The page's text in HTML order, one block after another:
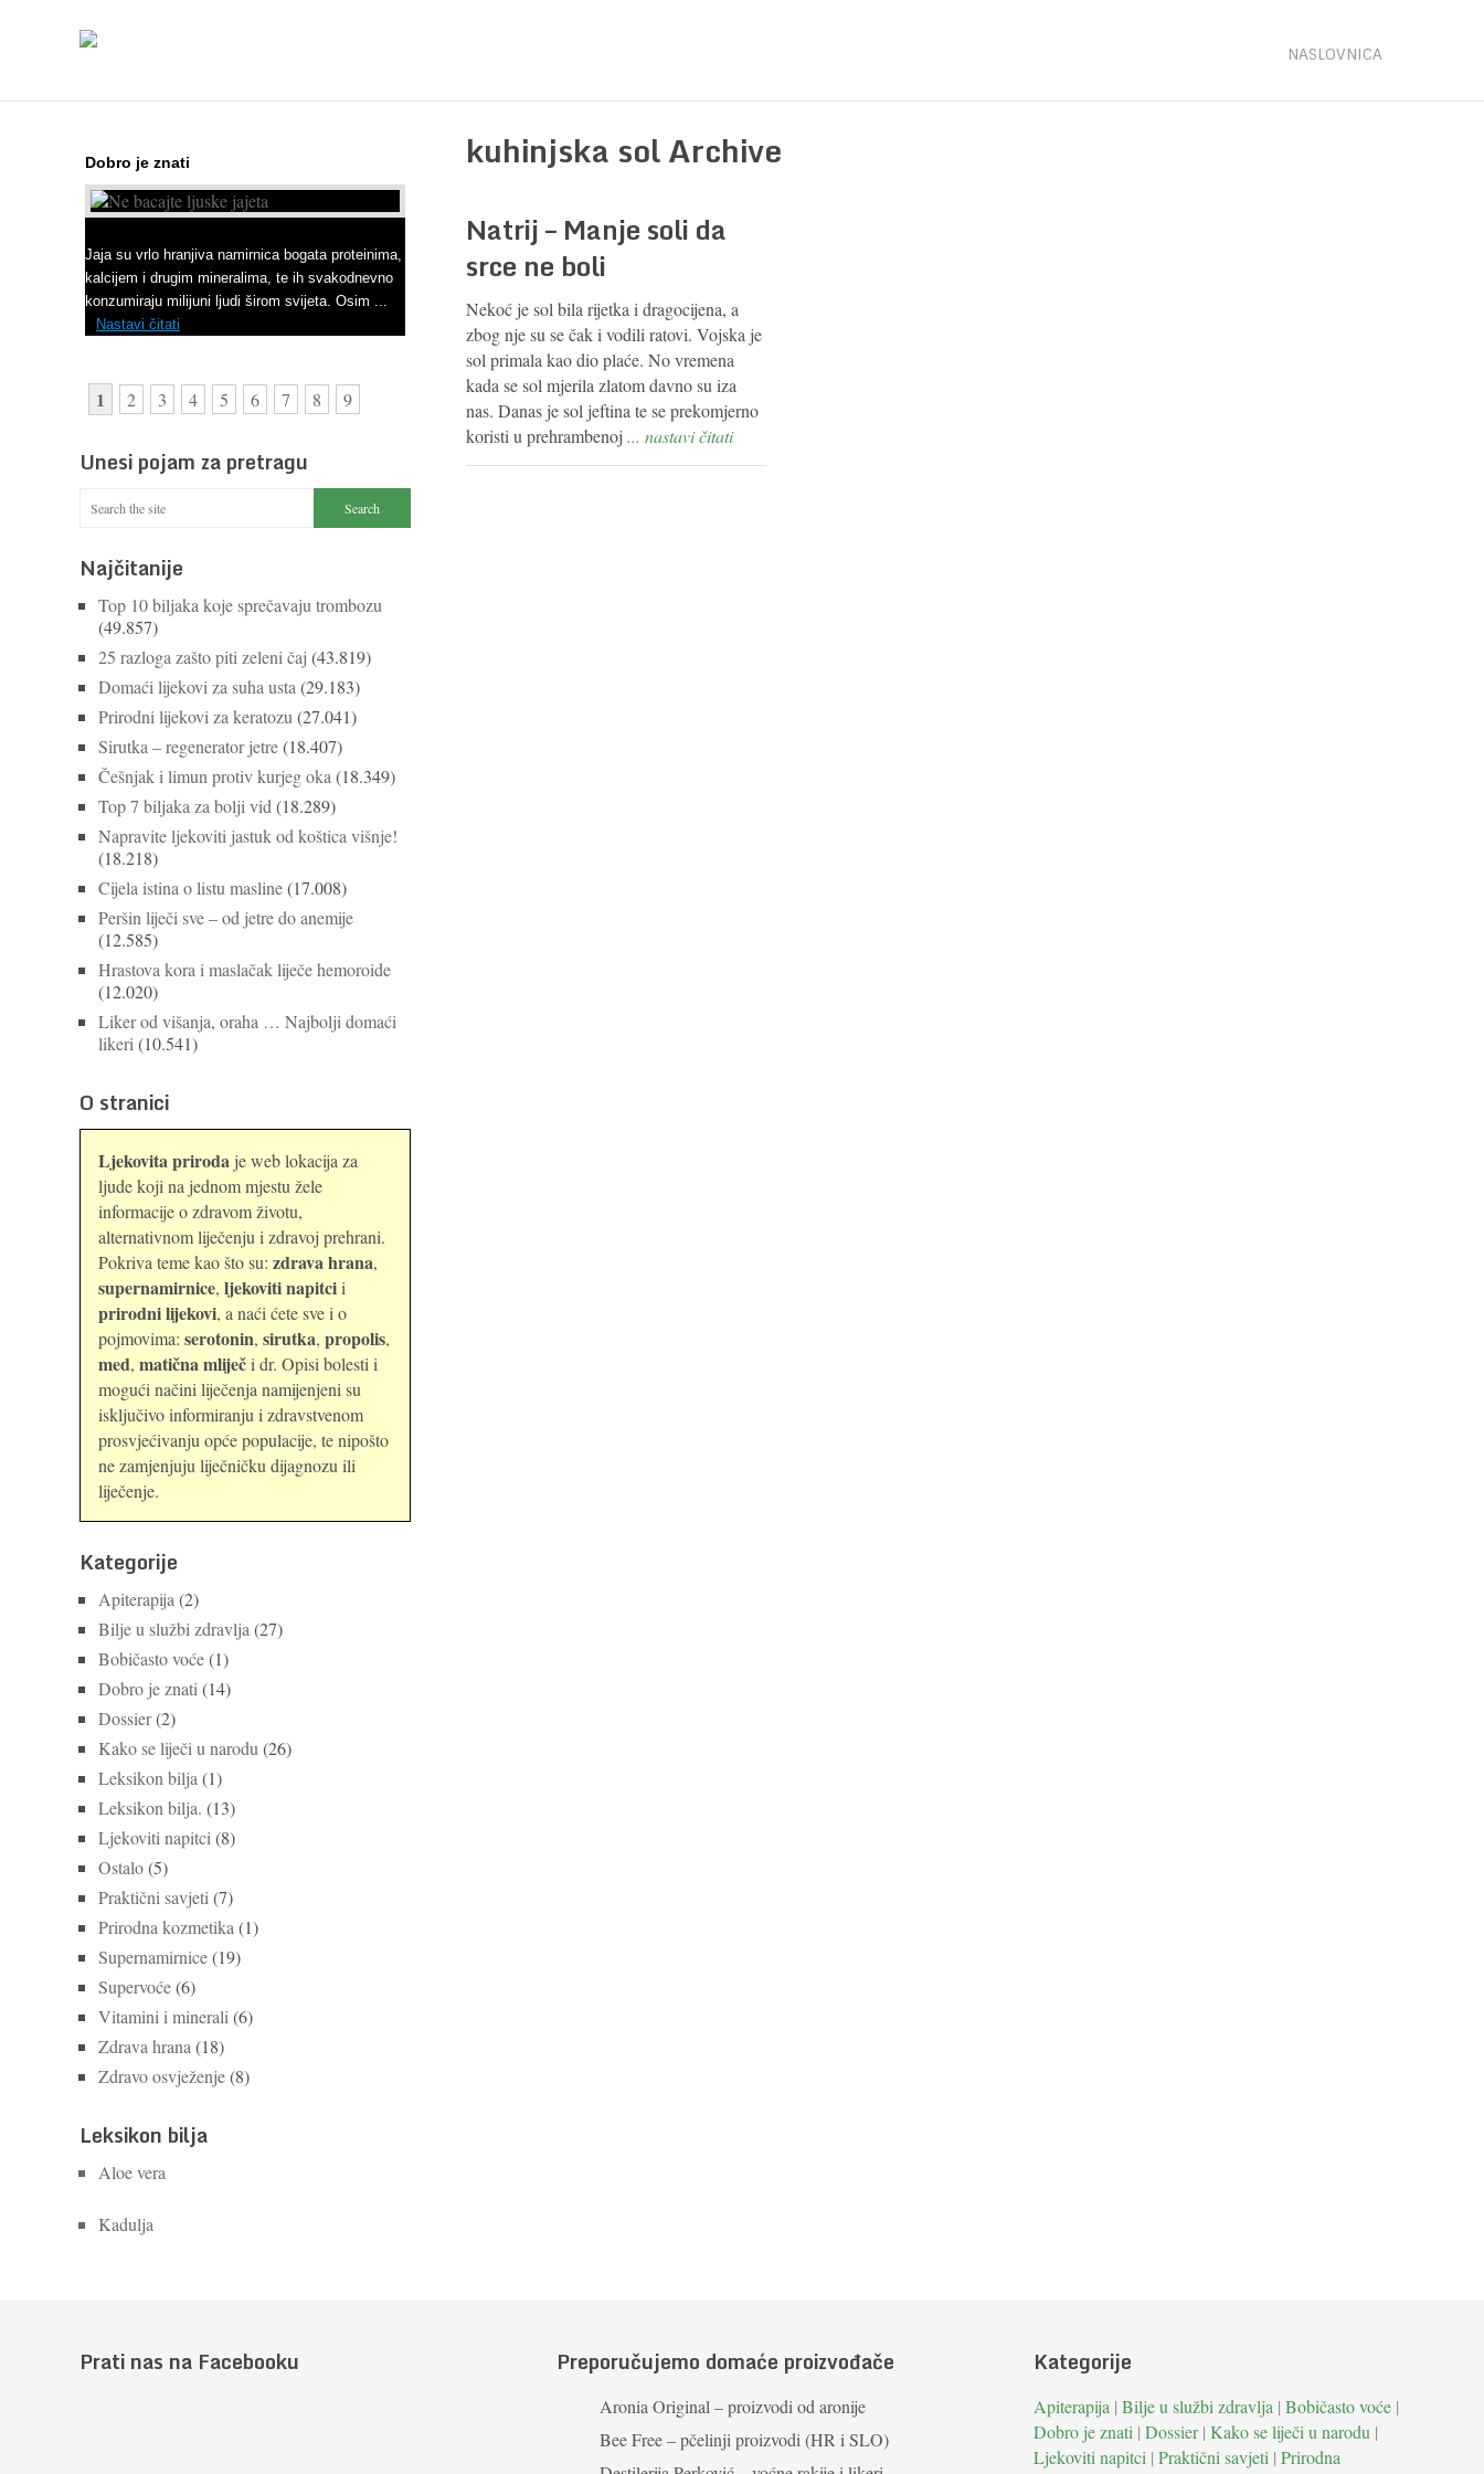
NASLOVNICA
kuhinjska sol Archive
Natrij – Manje soli da
srce ne boli
Nekoć je sol bila rijetka i dragocijena, a
zbog nje su se čak i vodili ratovi. Vojska je
sol primala kao dio plaće. No vremena
kada se sol mjerila zlatom davno su iza
nas. Danas je sol jeftina te se prekomjerno
koristi u prehrambenoj... nastavi čitati
Dobro je znati
Jaja su vrlo hranjiva namirnica bogata proteinima,
kalcijem i drugim mineralima, te ih svakodnevno
konzumiraju milijuni ljudi širom svijeta. Osim ...
Nastavi čitati
1 2 3 4 5 6 7 8 9
Unesi pojam za pretragu
Najčitanije
Top 10 biljaka koje sprečavaju trombozu
(49.857)
25 razloga zašto piti zeleni čaj (43.819)
Domaći lijekovi za suha usta (29.183)
Prirodni lijekovi za keratozu (27.041)
Sirutka – regenerator jetre(18.407)
Češnjak i limun protiv kurjeg oka (18.349)
Top 7 biljaka za bolji vid (18.289)
Napravite ljekoviti jastuk od koštica višnje!
(18.218)
Cijela istina o listu masline(17.008)
Peršin liječi sve – od jetre do anemije
(12.585)
Hrastova kora i maslačak liječe hemoroide
(12.020)
Liker od višanja, oraha … Najbolji domaći
likeri (10.541)
O stranici
Ljekovita priroda je web lokacija za
ljude koji na jednom mjestu žele
informacije o zdravom životu,
alternativnom liječenju i zdravoj prehrani.
Pokriva teme kao što su: zdrava hrana,
supernamirnice, ljekoviti napitcii
prirodni lijekovi, a naći ćete sve i o
pojmovima: serotonin, sirutka, propolis,
med, matična mliječi dr. Opisi bolesti i
mogući načini liječenja namijenjeni su
isključivo informiranju i zdravstvenom
prosvjećivanju opće populacije, te nipošto
ne zamjenjuju liječničku dijagnozu ili
liječenje.
Kategorije
Apiterapija (2)
Bilje u službi zdravlja (27)
Bobičasto voće(1)
Dobro je znati (14)
Dossier(2)
Kako se liječi u narodu (26)
Leksikon bilja (1)
Leksikon bilja. (13)
Ljekoviti napitci (8)
Ostalo(5)
Praktični savjeti (7)
Prirodna kozmetika (1)
Supernamirnice(19)
Supervoće(6)
Vitamini i minerali (6)
Zdrava hrana (18)
Zdravo osvježenje(8)
Leksikon bilja
Aloe vera
Kadulja
Prati nas na Facebooku Preporučujemo domaće proizvođače
Aronia Original – proizvodi od aronije
Bee Free – pčelinji proizvodi (HR i SLO)
Kategorije
Apiterapija | Bilje u službi zdravlja | Bobičasto voće |
Dobro je znati | Dossier| Kako se liječi u narodu |
Ljekoviti napitci | Praktični savjeti | Prirodna